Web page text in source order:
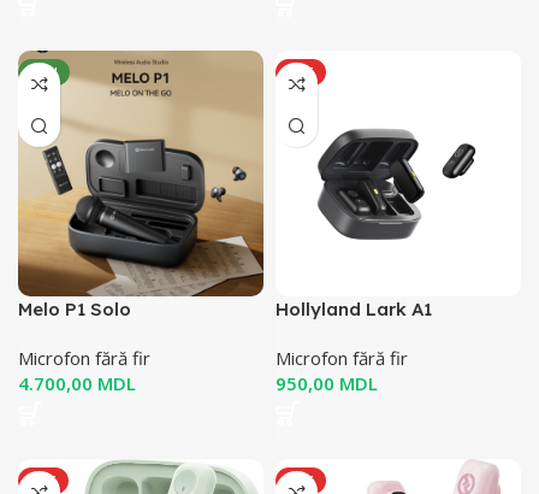
NOU
Melo P1 Solo
Microfon fără fir
MDL
HOT
Hollyland Lark A1
Microfon fără fir
MDL
HOT
HOT